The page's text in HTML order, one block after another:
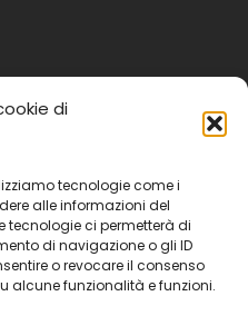
di
tecnologie come i
alle informazioni del
tecnologie ci permetterà di
di navigazione o gli ID
o revocare il consenso
alcune funzionalità e funzioni.